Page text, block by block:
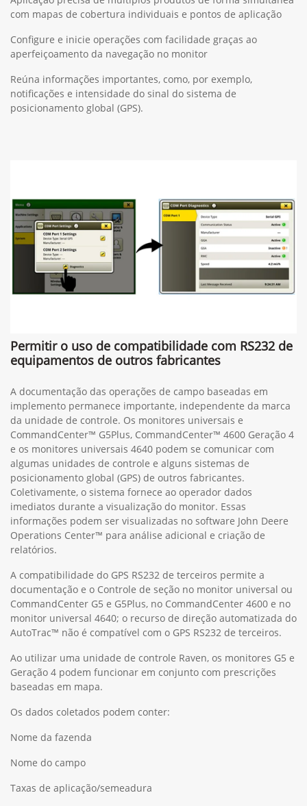
com mapas de cobertura individuais e pontos de aplicação
Configure e inicie operações com facilidade graças ao
aperfeiçoamento da navegação no monitor
Reúna informações importantes, como, por exemplo,
notificações e intensidade do sinal do sistema de
posicionamento global (GPS).
Permitir o uso de compatibilidade com RS232 de
equipamentos de outros fabricantes
A documentação das operações de campo baseadas em
implemento permanece importante, independente da marca
da unidade de controle. Os monitores universais e
CommandCenter™ G5Plus, CommandCenter™ 4600 Geração 4
e os monitores universais 4640 podem se comunicar com
algumas unidades de controle e alguns sistemas de
posicionamento global (GPS) de outros fabricantes.
Coletivamente, o sistema fornece ao operador dados
imediatos durante a visualização do monitor. Essas
informações podem ser visualizadas no software John Deere
Operations Center™ para análise adicional e criação de
relatórios.
A compatibilidade do GPS RS232 de terceiros permite a
documentação e o Controle de seção no monitor universal ou
CommandCenter G5 e G5Plus, no CommandCenter 4600 e no
monitor universal 4640; o recurso de direção automatizada do
AutoTrac™ não é compatível com o GPS RS232 de terceiros.
Ao utilizar uma unidade de controle Raven, os monitores G5 e
Geração 4 podem funcionar em conjunto com prescrições
baseadas em mapa.
Os dados coletados podem conter:
Nome da fazenda
Nome do campo
Taxas de aplicação/semeadura